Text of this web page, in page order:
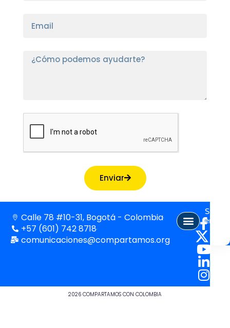
Enviar
Calle 78 #10-31, Bogotá - Colombia
+57 (601) 742 8718
comunicaciones@compartamos.org
en:
2026 COMPARTAMOS CON COLOMBIA